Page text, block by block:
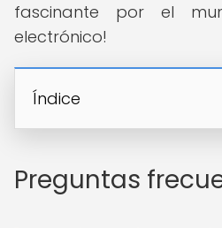
fascinante por el
electrónico!
Índice
Preguntas